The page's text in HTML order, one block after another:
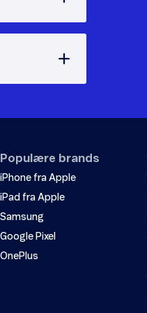
Populære brands
iPhone fra Apple
iPad fra Apple
Samsung
Google Pixel
OnePlus